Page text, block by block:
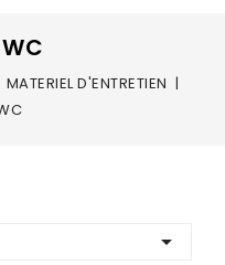
WC
MATERIEL D'ENTRETIEN
